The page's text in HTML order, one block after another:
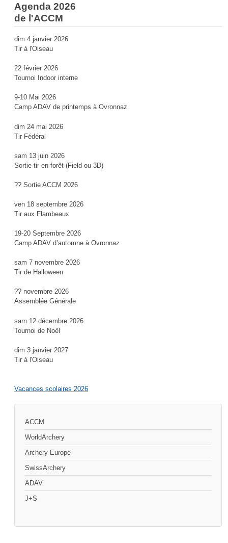
Agenda 2026
de l'ACCM
dim 4 janvier 2026
Tir à l'Oiseau
22 février 2026
Tournoi Indoor interne
9-10 Mai 2026
Camp ADAV de printemps à Ovronnaz
dim 24 mai 2026
Tir Fédéral
sam 13 juin 2026
Sortie tir en forêt (Field ou 3D)
?? Sortie ACCM 2026
ven 18 septembre 2026
Tir aux Flambeaux
19-20 Septembre 2026
Camp ADAV d’automne à Ovronnaz
sam 7 novembre 2026
Tir de Halloween
?? novembre 2026
Assemblée Générale
sam 12 décembre 2026
Tournoi de Noël
dim 3 janvier 2027
Tir à l'Oiseau
Vacances scolaires 2026
ACCM
WorldArchery
Archery Europe
SwissArchery
ADAV
J+S